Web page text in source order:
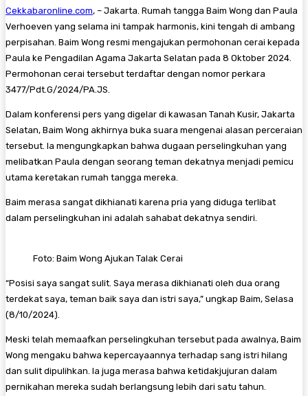
Cekkabaronline.com, – Jakarta. Rumah tangga Baim Wong dan Paula
Verhoeven yang selama ini tampak harmonis, kini tengah di ambang
perpisahan. Baim Wong resmi mengajukan permohonan cerai kepada
Paula ke Pengadilan Agama Jakarta Selatan pada 8 Oktober 2024.
Permohonan cerai tersebut terdaftar dengan nomor perkara
3477/Pdt.G/2024/PA.JS.
Dalam konferensi pers yang digelar di kawasan Tanah Kusir, Jakarta
Selatan, Baim Wong akhirnya buka suara mengenai alasan perceraian
tersebut. Ia mengungkapkan bahwa dugaan perselingkuhan yang
melibatkan Paula dengan seorang teman dekatnya menjadi pemicu
utama keretakan rumah tangga mereka.
Baim merasa sangat dikhianati karena pria yang diduga terlibat
dalam perselingkuhan ini adalah sahabat dekatnya sendiri.
Foto: Baim Wong Ajukan Talak Cerai
“Posisi saya sangat sulit. Saya merasa dikhianati oleh dua orang
terdekat saya, teman baik saya dan istri saya,” ungkap Baim, Selasa
(8/10/2024).
Meski telah memaafkan perselingkuhan tersebut pada awalnya, Baim
Wong mengaku bahwa kepercayaannya terhadap sang istri hilang
dan sulit dipulihkan. Ia juga merasa bahwa ketidakjujuran dalam
pernikahan mereka sudah berlangsung lebih dari satu tahun.